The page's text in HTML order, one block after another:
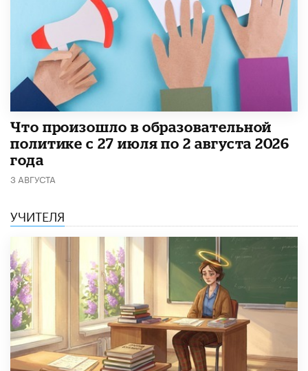
​Что произошло в образовательной
политике с 27 июля по 2 августа 2026
года
3 АВГУСТА
УЧИТЕЛЯ